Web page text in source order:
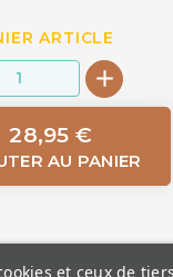
ARTICLE
28,95 €
AU PANIER
et ceux de